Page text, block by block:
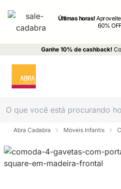
Últimas horas!
60%
Ganhe 10% de cashback!
Abra Cadabra Móveis Infantis